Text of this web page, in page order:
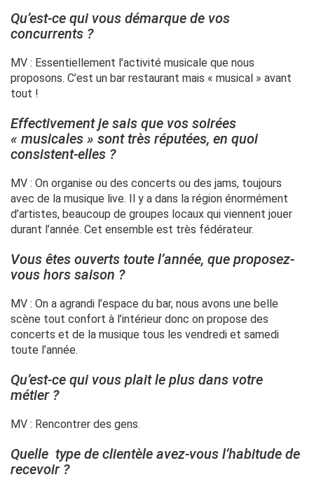
Qu’est-ce qui vous démarque de vos
concurrents ?
MV : Essentiellement l’activité musicale que nous
proposons. C’est un bar restaurant mais « musical » avant
tout !
Effectivement je sais que vos soirées
« musicales » sont très réputées, en quoi
consistent-elles ?
MV : On organise ou des concerts ou des jams, toujours
avec de la musique live. Il y a dans la région énormément
d’artistes, beaucoup de groupes locaux qui viennent jouer
durant l’année. Cet ensemble est très fédérateur.
Vous êtes ouverts toute l’année, que proposez-
vous hors saison ?
MV : On a agrandi l’espace du bar, nous avons une belle
scène tout confort à l’intérieur donc on propose des
concerts et de la musique tous les vendredi et samedi
toute l’année.
Qu’est-ce qui vous plait le plus dans votre
métier ?
MV : Rencontrer des gens.
Quelle type de clientèle avez-vous l’habitude de
recevoir ?